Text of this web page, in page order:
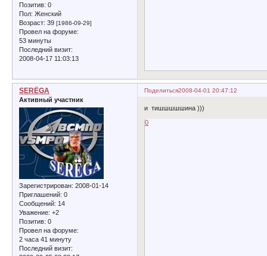
Позитив: 0
Пол: Женский
Возраст: 39[1986-09-29]
Провел на форуме:
53 минуты
Последний визит:
2008-04-17 11:03:13
Поделиться2008-04-01 20:47:12
SERЁGA
Активный участник
Зарегистрирован: 2008-01-14
Приглашений: 0
Сообщений: 14
Уважение: +2
Позитив: 0
Провел на форуме:
2 часа 41 минуту
Последний визит:
и тишшшшшина )))
0